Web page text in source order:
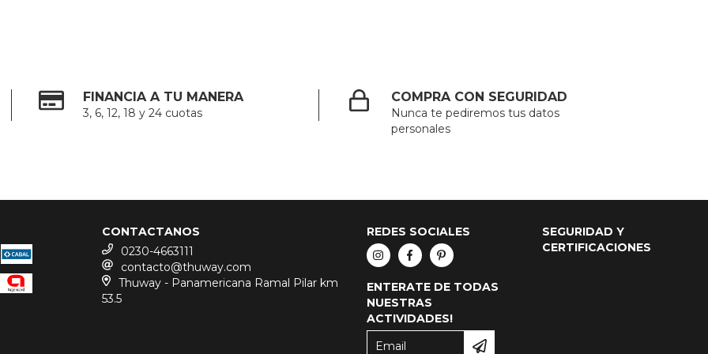
FINANCIA A TU MANERA
3, 6, 12, 18 y 24 cuotas
COMPRA CON SEGURIDAD
Nunca te pediremos tus datos
personales
CONTACTANOS
0230-4663111
contacto@thuway.com
Thuway - Panamericana Ramal Pilar km
53.5
REDES SOCIALES
ENTERATE DE TODAS
NUESTRAS
ACTIVIDADES!
SEGURIDAD Y
CERTIFICACIONES